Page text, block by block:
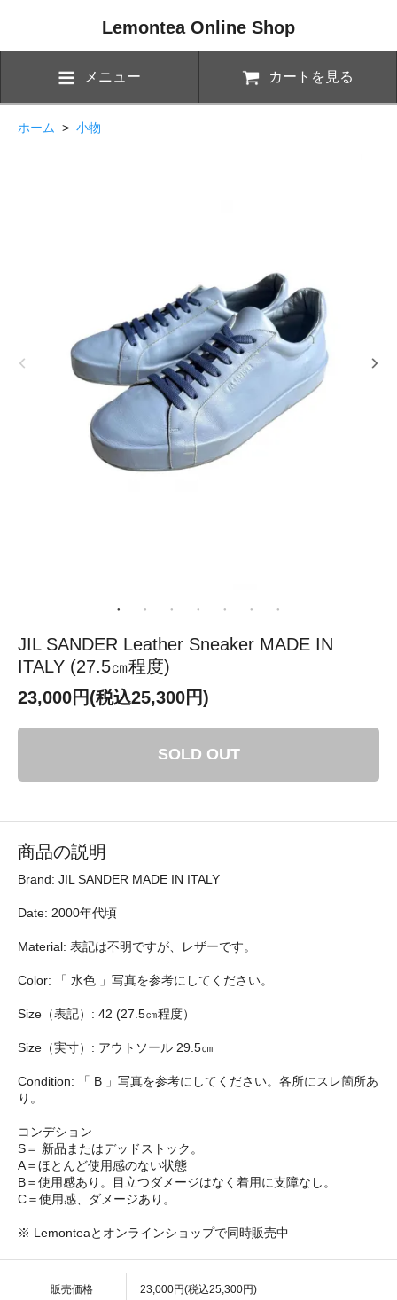
Lemontea Online Shop
メニュー カートを見る
ホーム > 小物
JIL SANDER Leather Sneaker MADE IN
ITALY (27.5㎝程度)
23,000円(税込25,300円)
SOLD OUT
商品の説明
Brand: JIL SANDER MADE IN ITALY
Date: 2000年代頃
Material: 表記は不明ですが、レザーです。
Color: 「 水色 」写真を参考にしてください。
Size（表記）: 42 (27.5㎝程度）
Size（実寸）: アウトソール 29.5㎝
Condition: 「 B 」写真を参考にしてください。各所にスレ箇所あ
り。
コンデション
S＝ 新品またはデッドストック。
A＝ほとんど使用感のない状態
B＝使用感あり。目立つダメージはなく着用に支障なし。
C＝使用感、ダメージあり。
※ Lemonteaとオンラインショップで同時販売中
販売価格 23,000円(税込25,300円)